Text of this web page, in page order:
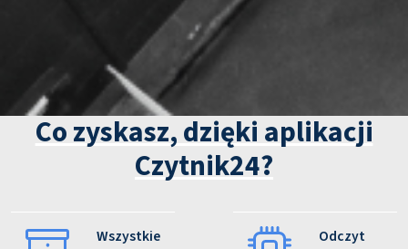
Co zyskasz, dzięki aplikacji
Czytnik24?
Wszystkie
Odczyt